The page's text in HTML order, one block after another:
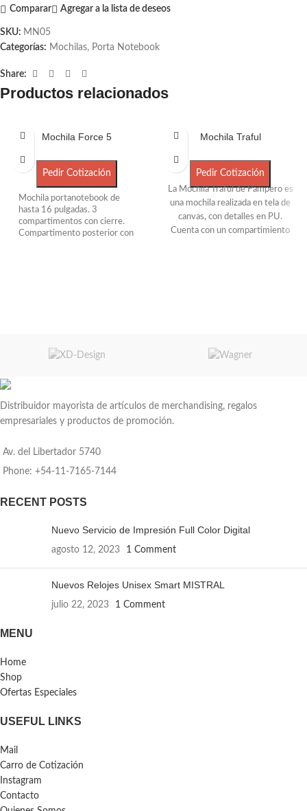
Comparar Agregar a la lista de deseos
SKU: MN05
Categorías: Mochilas, Porta Notebook
Share:
Productos relacionados
Mochila Force 5
Pedir Cotización
Mochila portanotebook de
hasta 16 pulgadas. 3
compartimentos con cierre.
Compartimento posterior con
y accesorios. Asa superior
reforzada, correas ajustables
mano. Cierres y tiradores de
cierres metálicos. Medidas:
Mochila Traful
Pedir Cotización
La Mochila Traful de Pampero es
una mochila realizada en tela de
canvas, con detalles en PU.
Cuenta con un compartimiento
Capacidad: 18L
Distribuidor mayorista de artículos de merchandising, regalos
empresariales y productos de promoción.
Av. del Libertador 5740
Phone: +54-11-7165-7144
RECENT POSTS
Nuevo Servicio de Impresión Full Color Digital
agosto 12, 2023 1 Comment
Nuevos Relojes Unisex Smart MISTRAL
julio 22, 2023 1 Comment
MENU
Home
Shop
Ofertas Especiales
USEFUL LINKS
Mail
Carro de Cotización
Instagram
Contacto